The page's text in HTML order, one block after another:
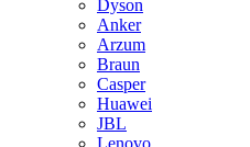
Dyson
Anker
Arzum
Braun
Casper
Huawei
JBL